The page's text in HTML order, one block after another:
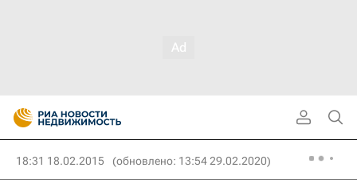
18:31 18.02.2015 (обновлено: 13:54 29.02.2020)